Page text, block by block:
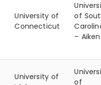
University of
Connecticut
of
– Aiken
University of
of